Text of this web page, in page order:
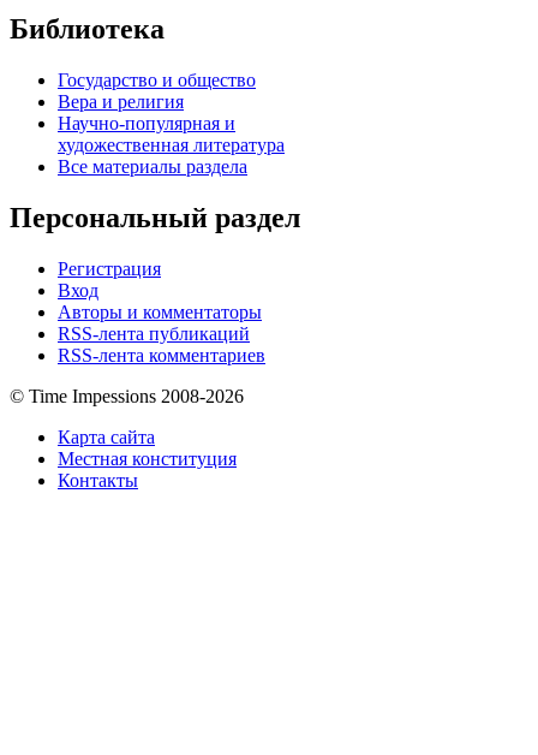
Библиотека
Государство и общество
Вера и религия
Научно-популярная и
художественная литература
Все материалы раздела
Персональный раздел
Регистрация
Вход
Авторы и комментаторы
RSS-лента публикаций
RSS-лента комментариев
© Time Impessions 2008-2026
Карта сайта
Местная конституция
Контакты